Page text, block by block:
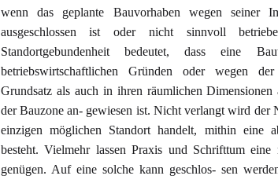
wenn das geplante Bauvorhaben wegen seiner
ausgeschlossen ist oder nicht sinnvoll
Standortgebundenheit bedeutet, dass eine
betriebswirtschaftlichen Gründen oder wegen
Grundsatz als auch in ihren räumlichen Dimensionen
der Bauzone an- gewiesen ist. Nicht verlangt wird der
einzigen möglichen Standort handelt, mithin eine
besteht. Vielmehr lassen Praxis und Schrifttum eine
genügen. Auf eine solche kann geschlos- sen